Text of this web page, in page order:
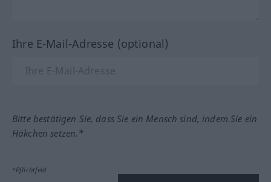
Ihre E-Mail-Adresse (optional)
Bitte bestätigen Sie, dass Sie ein Mensch sind, indem Sie ein
Häkchen setzen.*
*Pflichtfeld